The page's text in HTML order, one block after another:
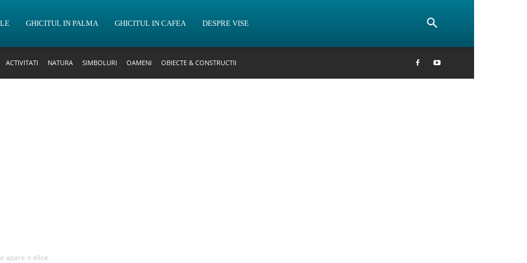
GHICITUL IN PALMA GHICITUL IN CAFEA DESPRE VISE
ACTIVITATI NATURA SIMBOLURI OAMENI OBIECTE & CONSTRUCTII
apare o elice